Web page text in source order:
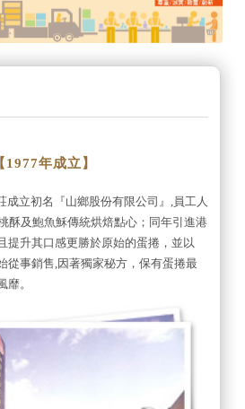
【1977年成立】
成立初名『山鄉股份有限公司』,員工人
酥及鮑魚穌傳統烘焙點心；同年引進港
升其口感更勝於原始的蛋捲，並以
從事銷售,因著獨家秘方，保有蛋捲最
。